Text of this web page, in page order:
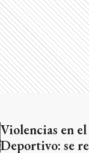
Violencias en
Deportivo: se